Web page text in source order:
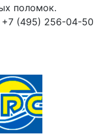
поломок.
+7 (495) 256-04-50